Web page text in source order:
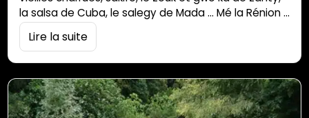
la salsa de Cuba, le salegy de Mada … Mé la Rénion i
doi èt le seul pays au monde ke i préfèr mèt la kultur
déor avan son prop kultur. La muzik na poin de
Lire la suite